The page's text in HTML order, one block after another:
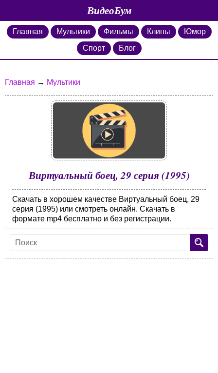
ВидеоБум
Главная Мультики Фильмы Клипы
Юмор
Спорт
Блог
Главная → Мультики
Виртуальный боец, 29 серия (1995)
Скачать в хорошем качестве Виртуальный боец, 29
серия (1995) или смотреть онлайн. Скачать в
формате mp4 бесплатно и без регистрации.